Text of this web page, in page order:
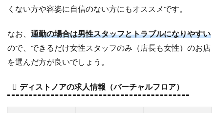
くない方や容姿に自信のない方にもオススメです。
なお、 通勤の場合は男性スタッフとトラブルになりやすい
ので、できるだけ女性スタッフのみ（店長も女性）のお店
を選んだ方が良いでしょう。
ディストノアの求人情報（バーチャルフロア）